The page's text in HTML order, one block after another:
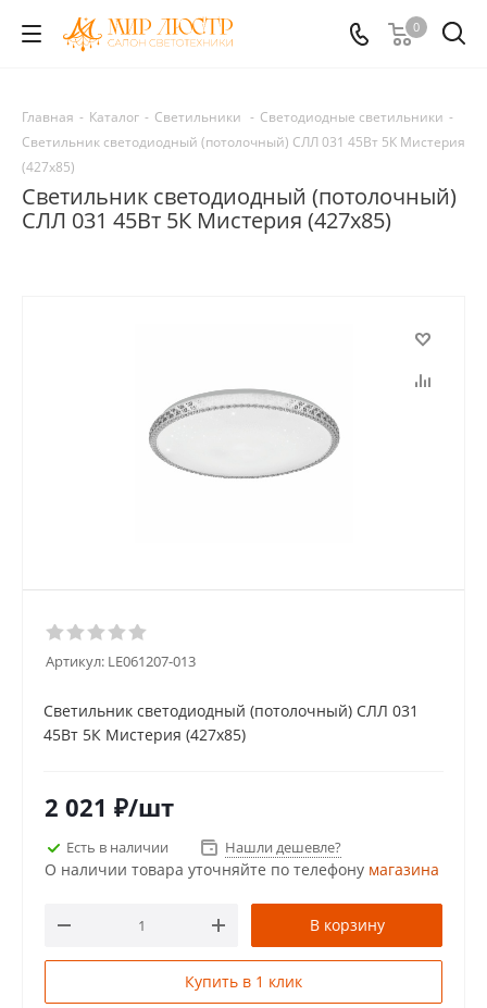
0
Главная - Каталог - Светильники - Светодиодные светильники -
Светильник светодиодный (потолочный) СЛЛ 031 45Вт 5К Мистерия
(427х85)
Светильник светодиодный (потолочный)
СЛЛ 031 45Вт 5К Мистерия (427х85)
Артикул: LE061207-013
Светильник светодиодный (потолочный) СЛЛ 031
45Вт 5К Мистерия (427х85)
2 021 ₽/шт
Есть в наличии Нашли дешевле?
О наличии товара уточняйте по телефону магазина
В корзину
Купить в 1 клик